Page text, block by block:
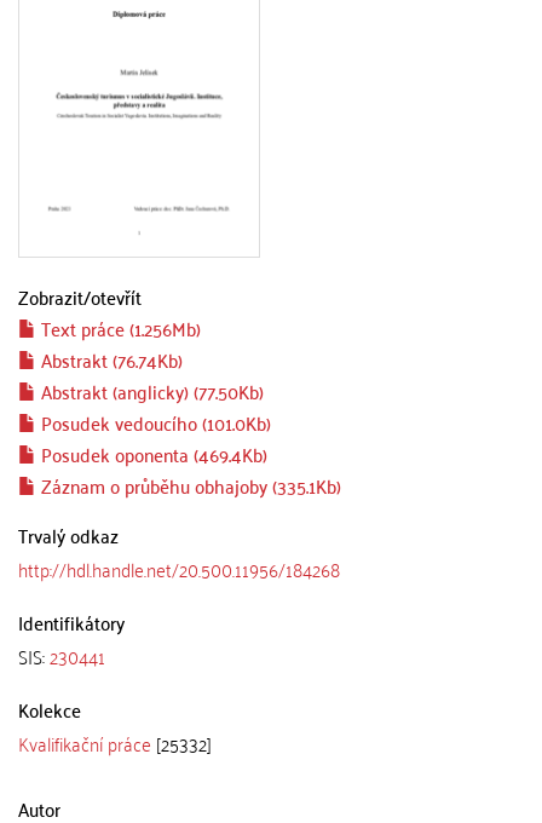
Zobrazit/otevřít
Text práce (1.256Mb)
Abstrakt (76.74Kb)
Abstrakt (anglicky) (77.50Kb)
Posudek vedoucího (101.0Kb)
Posudek oponenta (469.4Kb)
Záznam o průběhu obhajoby (335.1Kb)
Trvalý odkaz
http://hdl.handle.net/20.500.11956/184268
Identifikátory
SIS:230441
Kolekce
Kvalifikační práce [25332]
Autor